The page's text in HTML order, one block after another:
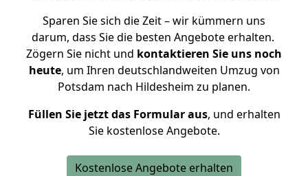
Sparen Sie sich die Zeit – wir kümmern uns
darum, dass Sie die besten Angebote erhalten.
Zögern Sie nicht und kontaktieren Sie uns noch
heute, um Ihren deutschlandweiten Umzug von
Potsdam nach Hildesheim zu planen.
Füllen Sie jetzt das Formular aus, und erhalten
Sie kostenlose Angebote.
Kostenlose Angebote erhalten